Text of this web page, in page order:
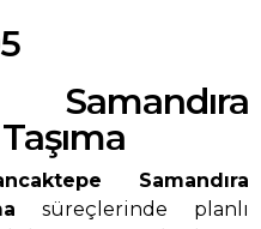
Samandıra
süreçlerinde planlı